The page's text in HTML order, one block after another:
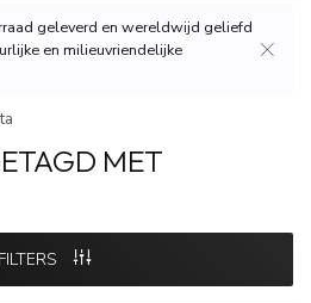
geleverd en wereldwijd geliefd
en milieuvriendelijke
MET
FILTERS